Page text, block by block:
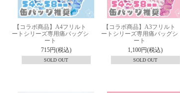
【コラボ商品】A4フリルト
ートシリーズ専用痛バッグシ
ート
715円(税込)
SOLD OUT
【コラボ商品】A3フリルト
ートシリーズ専用痛バッグシ
ート
1,100円(税込)
SOLD OUT